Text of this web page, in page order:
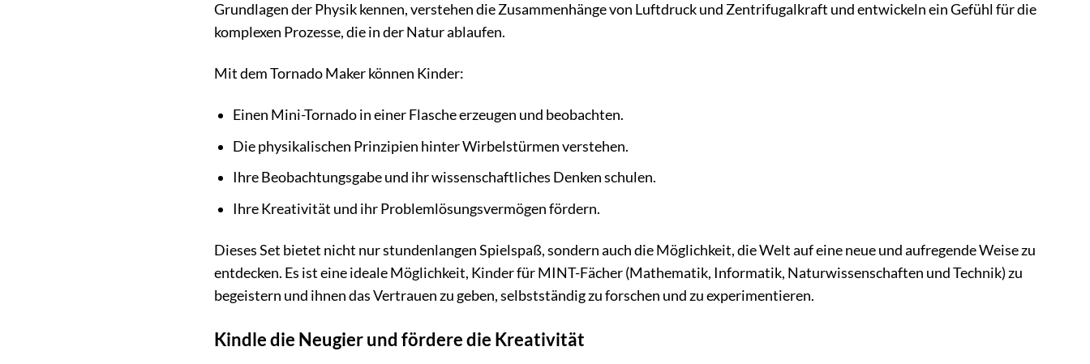
Grundlagen der Physik kennen, verstehen die Zusammenhänge von Luftdruck und Zentrifugalkraft und entwickeln ein Gefühl für die
komplexen Prozesse, die in der Natur ablaufen.
Mit dem Tornado Maker können Kinder:
Einen Mini-Tornado in einer Flasche erzeugen und beobachten.
Die physikalischen Prinzipien hinter Wirbelstürmen verstehen.
Ihre Beobachtungsgabe und ihr wissenschaftliches Denken schulen.
Ihre Kreativität und ihr Problemlösungsvermögen fördern.
Dieses Set bietet nicht nur stundenlangen Spielspaß, sondern auch die Möglichkeit, die Welt auf eine neue und aufregende Weise zu
entdecken. Es ist eine ideale Möglichkeit, Kinder für MINT-Fächer (Mathematik, Informatik, Naturwissenschaften und Technik) zu
begeistern und ihnen das Vertrauen zu geben, selbstständig zu forschen und zu experimentieren.
Kindle die Neugier und fördere die Kreativität